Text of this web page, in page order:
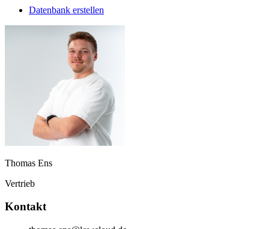
Datenbank erstellen
Thomas Ens
Vertrieb
Kontakt